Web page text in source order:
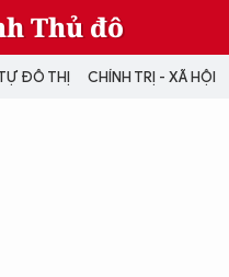
Thủ đô
ĐÔ THỊ CHÍNH TRỊ - XÃ HỘI